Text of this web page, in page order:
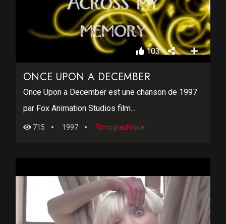
103
ONCE UPON A DECEMBER
Once Upon a December est une chanson de 1997
par Fox Animation Studios film...
715 1997 Filmographique